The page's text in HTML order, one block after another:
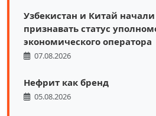
Узбекистан и Китай
признавать статус
экономического оператора
07.08.2026
Нефрит как бренд
05.08.2026